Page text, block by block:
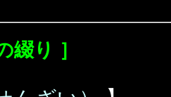
綴り ］